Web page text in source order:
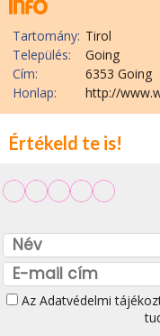
Tartomány: Tirol
Település:
Going
Cím:
6353 Going
Honlap:
http://
Értékeld te is!
Az Adatvédelmi